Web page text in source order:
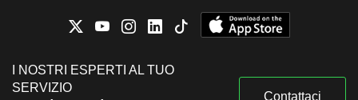
I NOSTRI ESPERTI AL TUO
SERVIZIO
Contattaci